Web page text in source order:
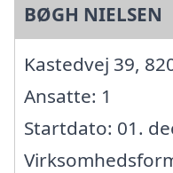
BØGH NIELSEN
Kastedvej 39,
Ansatte: 1
Startdato: 01.